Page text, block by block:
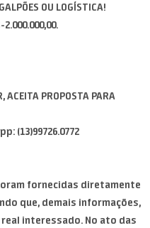
OU LOGÍSTICA!
2.000.000,00.
ACEITA PROPOSTA PARA
(13)99726.0772
fornecidas diretamente
que, demais informações,
interessado. No ato das